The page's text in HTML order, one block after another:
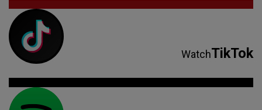
WatchTikTok